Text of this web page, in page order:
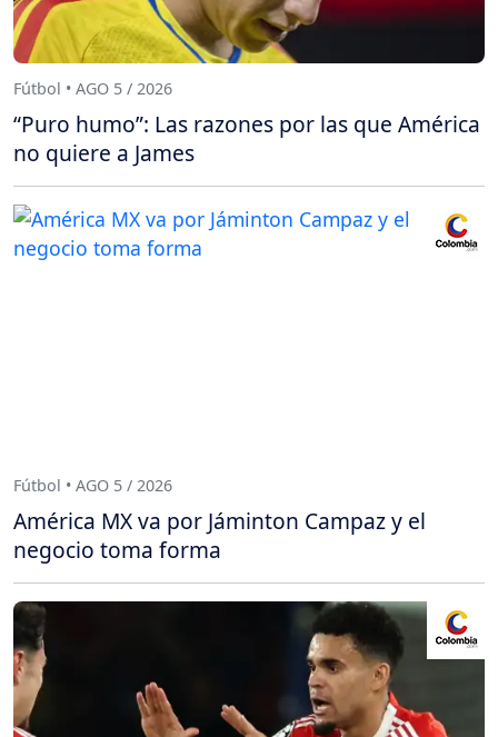
Fútbol • AGO 5 / 2026
“Puro humo”: Las razones por las que América
no quiere a James
Fútbol • AGO 5 / 2026
América MX va por Jáminton Campaz y el
negocio toma forma